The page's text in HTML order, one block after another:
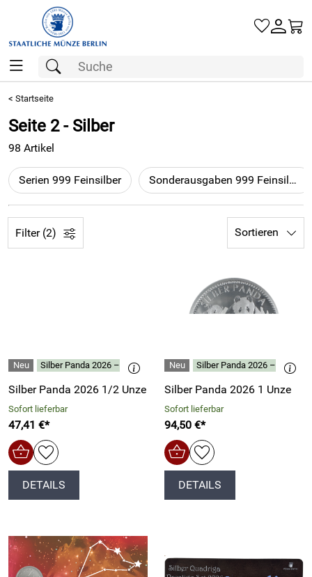
Gold
Silber
Barren
Münzen
Geschenke
Besuchen Sie uns
< Startseite
Seite 2 - Silber
98 Artikel
Serien 999 Feinsilber Sonderausgaben 999 Feinsilber
Filter (2) Sortieren
Silber Panda 2026 – 10 Jahre Exzellenz
Silber Panda 2026 1/2 Unze
Sofort lieferbar
47,41 €*
DETAILS
Silber Panda 2026 – 10
Silber Panda 2026 1 Unze
Sofort lieferbar
94,50 €*
DETAILS